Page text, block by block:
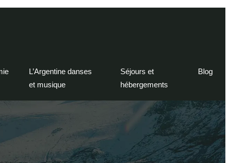
L’Argentine danses
et musique
Séjours et
hébergements
Blog